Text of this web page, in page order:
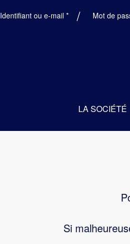
Identifiant ou e-mail *ObligatoireMot de
LA SOCIÉTÉ
Si